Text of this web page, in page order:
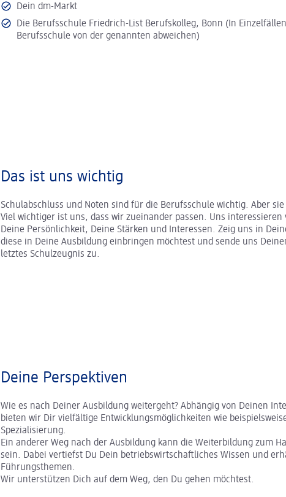
Dein dm-Markt
Die Berufsschule Friedrich-List Berufskolleg, Bonn (In
Berufsschule von der genannten abweichen)
Das ist uns wichtig
Schulabschluss und Noten sind für die Berufsschule wichtig. Aber
Viel wichtiger ist uns, dass wir zueinander passen. Uns interessieren
Deine Persönlichkeit, Deine Stärken und Interessen. Zeig uns in
diese in Deine Ausbildung einbringen möchtest und sende uns
letztes Schulzeugnis zu.
Deine Perspektiven
Wie es nach Deiner Ausbildung weitergeht? Abhängig von Deinen
bieten wir Dir vielfältige Entwicklungsmöglichkeiten wie
Spezialisierung.
Ein anderer Weg nach der Ausbildung kann die Weiterbildung zum
sein. Dabei vertiefst Du Dein betriebswirtschaftliches Wissen und
Führungsthemen.
Wir unterstützen Dich auf dem Weg, den Du gehen möchtest.